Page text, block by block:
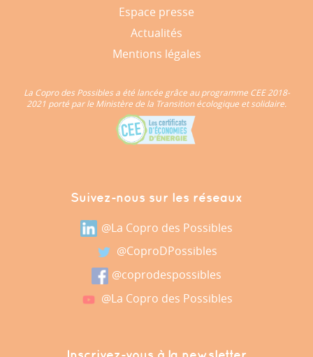
Espace presse
Actualités
Mentions légales
La Copro des Possibles a été lancée grâce au programme CEE 2018-
2021 porté par le Ministère de la Transition écologique et solidaire.
Suivez-nous sur les réseaux
@La Copro des Possibles
@CoproDPossibles
@coprodespossibles
@La Copro des Possibles